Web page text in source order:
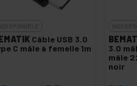
Câble USB 3.0
C mâle à femelle 1m
3.0
mâle
noir